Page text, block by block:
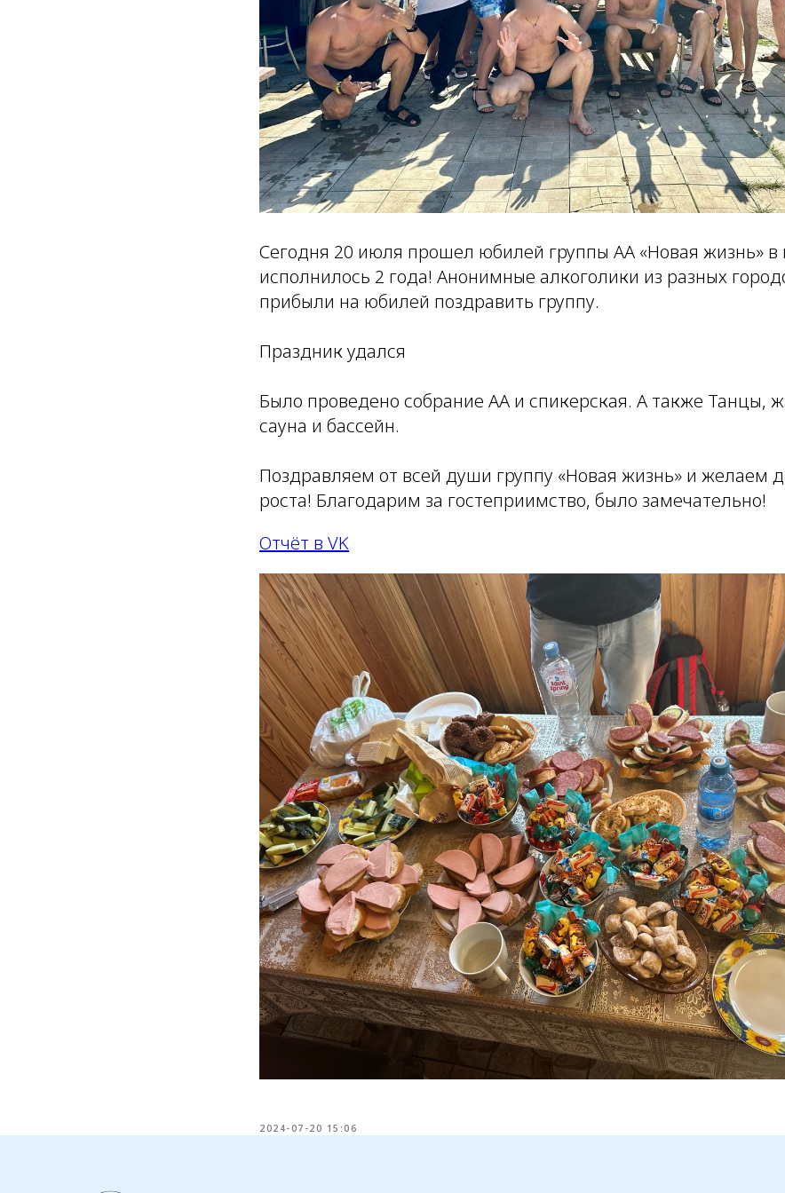
Сегодня 20 июля прошел юбилей группы АА «Новая жизнь»
исполнилось 2 года! Анонимные алкоголики из разных
прибыли на юбилей поздравить группу.
Праздник удался
Было проведено собрание АА и спикерская. А также Танцы,
сауна и бассейн.
Поздравляем от всей души группу «Новая жизнь» и желаем
роста! Благодарим за гостеприимство, было замечательно!
Отчёт в VK
2024-07-20 15:06